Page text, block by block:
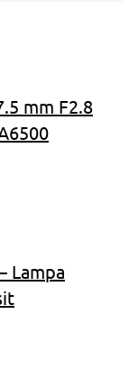
mm F2.8
Lampa